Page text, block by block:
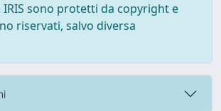
sono protetti da copyright e
riservati, salvo diversa